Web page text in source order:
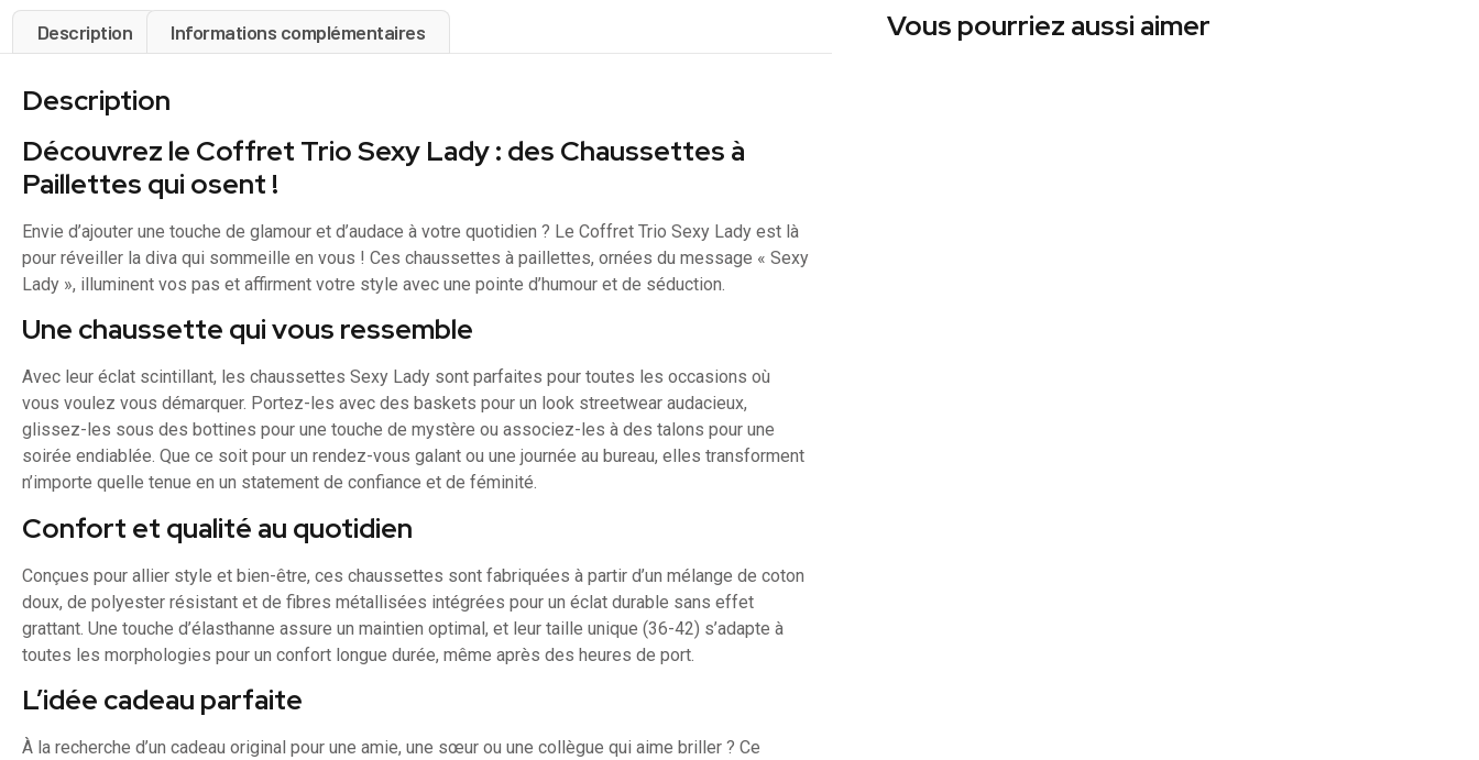
Description Informations complémentaires
Description
Découvrez le Coffret Trio Sexy Lady : des Chaussettes à
Paillettes qui osent !
Envie d’ajouter une touche de glamour et d’audace à votre quotidien ? Le Coffret Trio Sexy Lady est là
pour réveiller la diva qui sommeille en vous ! Ces chaussettes à paillettes, ornées du message « Sexy
Lady », illuminent vos pas et affirment votre style avec une pointe d’humour et de séduction.
Une chaussette qui vous ressemble
Avec leur éclat scintillant, les chaussettes Sexy Lady sont parfaites pour toutes les occasions où
vous voulez vous démarquer. Portez-les avec des baskets pour un look streetwear audacieux,
glissez-les sous des bottines pour une touche de mystère ou associez-les à des talons pour une
soirée endiablée. Que ce soit pour un rendez-vous galant ou une journée au bureau, elles transforment
n’importe quelle tenue en un statement de confiance et de féminité.
Confort et qualité au quotidien
Conçues pour allier style et bien-être, ces chaussettes sont fabriquées à partir d’un mélange de coton
doux, de polyester résistant et de fibres métallisées intégrées pour un éclat durable sans effet
grattant. Une touche d’élasthanne assure un maintien optimal, et leur taille unique (36-42) s’adapte à
toutes les morphologies pour un confort longue durée, même après des heures de port.
L’idée cadeau parfaite
À la recherche d’un cadeau original pour une amie, une sœur ou une collègue qui aime briller ? Ce
Vous pourriez aussi aimer